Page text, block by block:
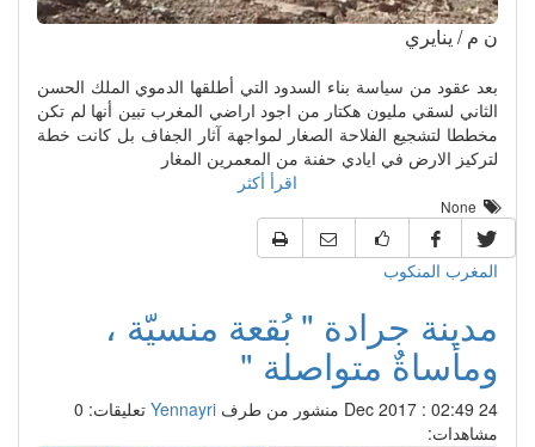
ن م / ينايري
بعد عقود من سياسة بناء السدود التي أطلقها الدموي الملك الحسن
الثاني لسقي مليون هكتار من اجود اراضي المغرب تبين أنها لم تكن
مخططا لتشجيع الفلاحة الصغار لمواجهة آثار الجفاف بل كانت خطة
لتركيز الارض في ايادي حفنة من المعمرين المغار
اقرأ أكثر
المغرب المنكوب
مدينة جرادة " بُقعة منسيّة ،
ومأساةٌ متواصلة "
24 Dec 2017 : 02:49 منشور من طرف Yennayri تعليقات: 0
مشاهدات: